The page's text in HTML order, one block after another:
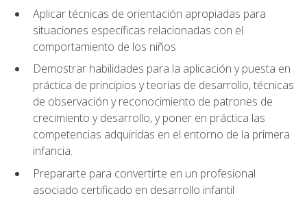
Aplicar técnicas de orientación apropiadas para
situaciones específicas relacionadas con el
comportamiento de los niños
Demostrar habilidades para la aplicación y puesta en
práctica de principios y teorías de desarrollo, técnicas
de observación y reconocimiento de patrones de
crecimiento y desarrollo, y poner en práctica las
competencias adquiridas en el entorno de la primera
infancia.
Prepararte para convertirte en un profesional
asociado certificado en desarrollo infantil